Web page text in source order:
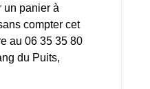
un panier à
compter cet
au 06 35 35 80
du Puits,